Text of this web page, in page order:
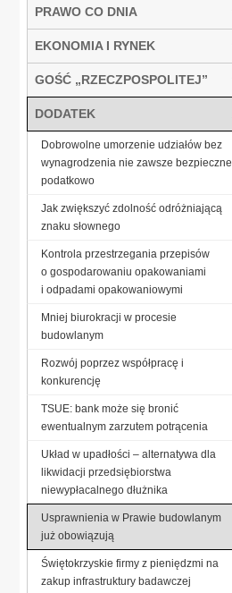
PRAWO CO DNIA
EKONOMIA I RYNEK
GOŚĆ „RZECZPOSPOLITEJ”
DODATEK
Dobrowolne umorzenie udziałów bez
wynagrodzenia nie zawsze bezpieczne
podatkowo
Jak zwiększyć zdolność odróżniającą
znaku słownego
Kontrola przestrzegania przepisów
o gospodarowaniu opakowaniami
i odpadami opakowaniowymi
Mniej biurokracji w procesie
budowlanym
Rozwój poprzez współpracę i
konkurencję
TSUE: bank może się bronić
ewentualnym zarzutem potrącenia
Układ w upadłości – alternatywa dla
likwidacji przedsiębiorstwa
niewypłacalnego dłużnika
Usprawnienia w Prawie budowlanym
już obowiązują
Świętokrzyskie firmy z pieniędzmi na
zakup infrastruktury badawczej